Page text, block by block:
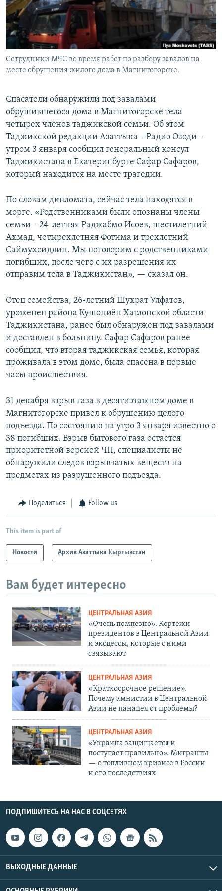
Сотрудники МЧС во время работ по разбору завалов на
месте обрушения жилого дома в Магнитогорске.
Спасатели обнаружили под завалами
обрушившегося дома в Магнитогорске тела
четырех членов таджикской семьи. Об этом
Таджикской редакции Азаттыка – Радио Озоди –
утром 3 января сообщил генеральный консул
Таджикистана в Екатеринбурге Сафар Сафаров,
который находится на месте трагедии.
По словам дипломата, сейчас тела находятся в
морге. «Родственниками были опознаны члены
семьи – 24-летняя Раджабмо Исоев, шестилетний
Ахмад, четырехлетняя Фотима и трехлетний
Саймухсиддин. Мы поговорим с родственниками
погибших, после чего с их разрешения их
отправим тела в Таджикистан», — сказал он.
Отец семейства, 26-летний Шухрат Улфатов,
уроженец района Кушониён Хатлонской области
Таджикистана, ранее был обнаружен под завалами
и доставлен в больницу. Сафар Сафаров ранее
сообщил, что вторая таджикская семья, которая
проживала в этом доме, была спасена в первые
часы происшествия.
31 декабря взрыв газа в десятиэтажном доме в
Магнитогорске привел к обрушению целого
подъезда. По состоянию на утро 3 января известно о
38 погибших. Взрыв бытового газа остается
приоритетной версией ЧП, специалисты не
обнаружили следов взрывчатых веществ на
предметах из разрушенного подъезда.
Поделиться Follow us
This item is part of
Новости Архив Азаттыка Кыргызстан
Вам будет интересно
ЦЕНТРАЛЬНАЯ АЗИЯ
«Очень помпезно». Кортежи
президентов в Центральной Азии
и эксцессы, которые с ними
связывают
ЦЕНТРАЛЬНАЯ АЗИЯ
«Краткосрочное решение».
Почему амнистии в Центральной
Азии не панацея от проблемы?
ЦЕНТРАЛЬНАЯ АЗИЯ
«Украина защищается и
поступает правильно». Мигранты
— о топливном кризисе в России
и его последствиях
ПОДПИШИТЕСЬ НА НАС В СОЦСЕТЯХ
ВЫХОДНЫЕ ДАННЫЕ